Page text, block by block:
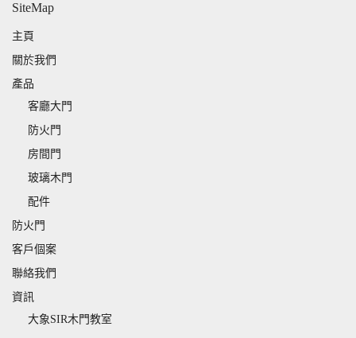
SiteMap
主頁
關於我們
產品
客廳大門
防火門
房間門
玻璃木門
配件
防火門
客戶個案
聯絡我們
資訊
大象SIR木門教室